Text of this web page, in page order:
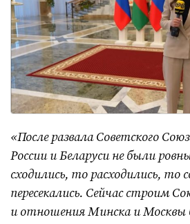
«После развала Советского
России и Беларуси не были
сходились, то расходились, то
пересекались. Сейчас строим
и отношения Минска и Москвы